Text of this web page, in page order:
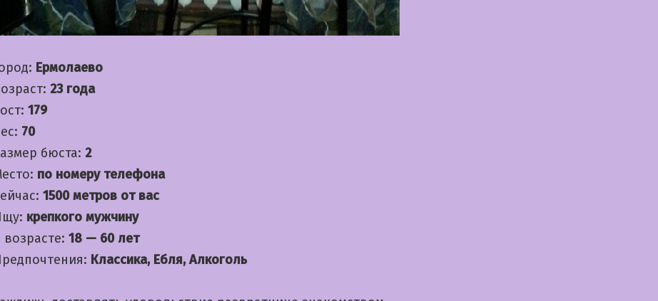
Ермолаево
23 года
179
70
бюста: 2
по номеру телефона
1500 метров от вас
крепкого мужчину
возрасте: 18 — 60 лет
Классика, Ебля, Алкоголь